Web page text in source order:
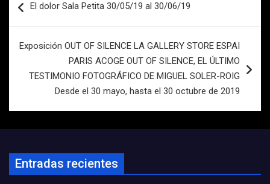
de
El dolor Sala Petita 30/05/19 al 30/06/19
Exposición OUT OF SILENCE LA GALLERY STORE ESPAI
PARIS ACOGE OUT OF SILENCE, EL ÚLTIMO
TESTIMONIO FOTOGRÁFICO DE MIGUEL SOLER-ROIG
Desde el 30 mayo, hasta el 30 octubre de 2019
Entradas recientes